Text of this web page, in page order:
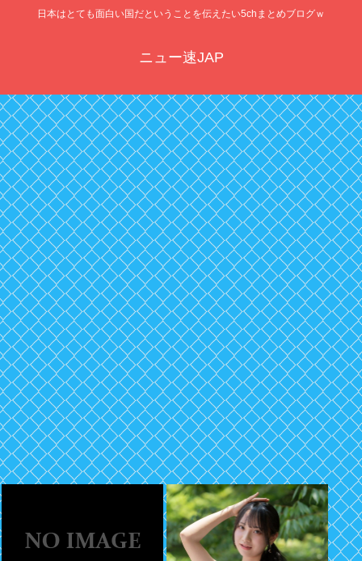
日本はとても面白い国だということを伝えたい5chまとめブログｗ
ニュー速JAP